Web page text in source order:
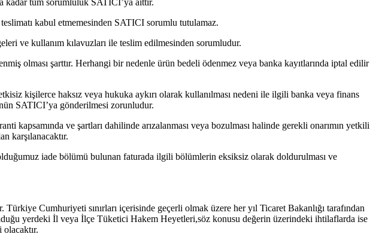
kadar tüm sorumluluk SATICI’ya aittir.
kabul etmemesinden SATICI sorumlu tutulamaz.
ve kullanım kılavuzları ile teslim edilmesinden sorumludur.
olması şarttır. Herhangi bir nedenle ürün bedeli ödenmez veya banka kayıtlarında iptal edilir
kişilerce haksız veya hukuka aykırı olarak kullanılması nedeni ile ilgili banka veya finans
SATICI’ya gönderilmesi zorunludur.
kapsamında ve şartları dahilinde arızalanması veya bozulması halinde gerekli onarımın yetkili
karşılanacaktır.
iade bölümü bulunan faturada ilgili bölümlerin eksiksiz olarak doldurulması ve
Cumhuriyeti sınırları içerisinde geçerli olmak üzere her yıl Ticaret Bakanlığı tarafından
yerdeki İl veya İlçe Tüketici Hakem Heyetleri,söz konusu değerin üzerindeki ihtilaflarda ise